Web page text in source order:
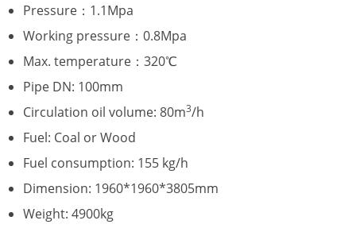
Pressure：1.1Mpa
Working pressure：0.8Mpa
Max. temperature：320℃
Pipe DN: 100mm
Circulation oil volume: 80m3/h
Fuel: Coal or Wood
Fuel consumption: 155 kg/h
Dimension: 1960*1960*3805mm
Weight: 4900kg